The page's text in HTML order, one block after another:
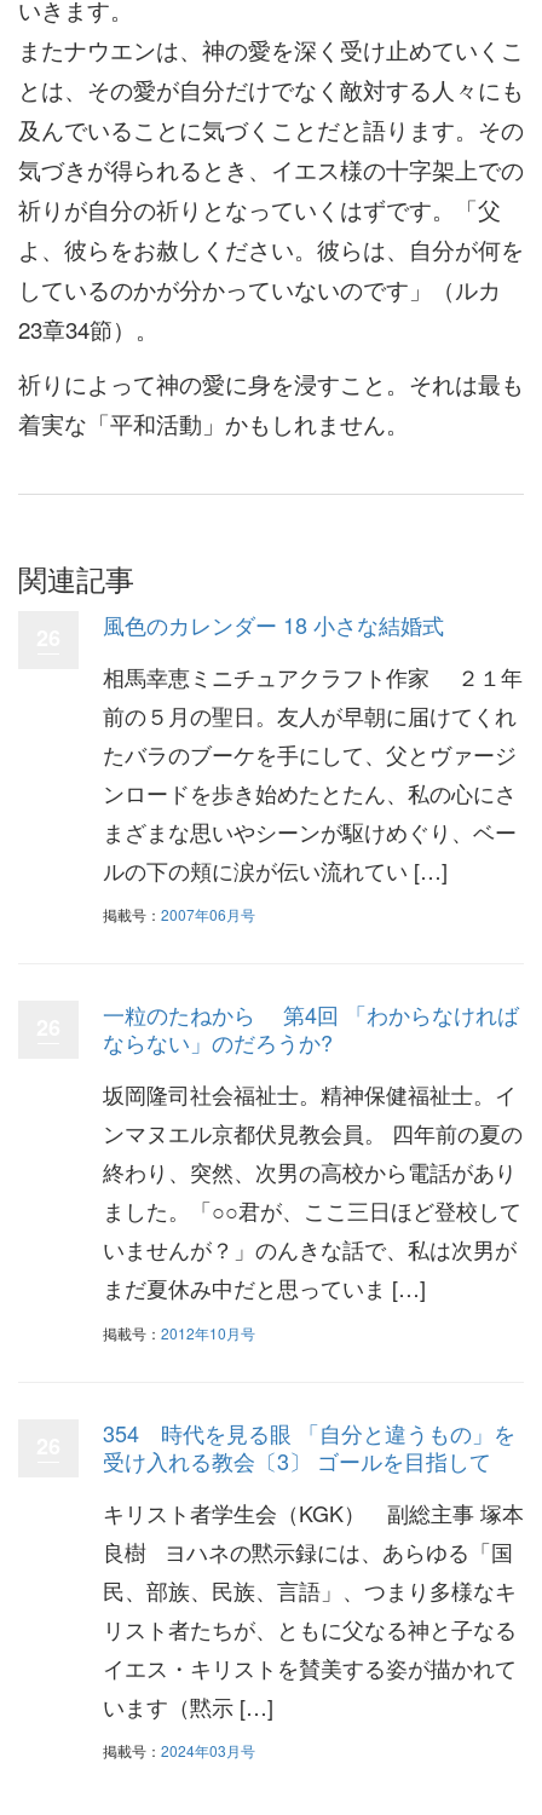
いきます。
またナウエンは、神の愛を深く受け止めていくこ
とは、その愛が自分だけでなく敵対する人々にも
及んでいることに気づくことだと語ります。その
気づきが得られるとき、イエス様の十字架上での
祈りが自分の祈りとなっていくはずです。「父
よ、彼らをお赦しください。彼らは、自分が何を
しているのかが分かっていないのです」（ルカ
23章34節）。
祈りによって神の愛に身を浸すこと。それは最も
着実な「平和活動」かもしれません。
関連記事
風色のカレンダー 18 小さな結婚式
相馬幸恵ミニチュアクラフト作家 ２１年
前の５月の聖日。友人が早朝に届けてくれ
たバラのブーケを手にして、父とヴァージ
ンロードを歩き始めたとたん、私の心にさ
まざまな思いやシーンが駆けめぐり、ベー
ルの下の頬に涙が伝い流れてい […]
掲載号： 2007年06月号
一粒のたねから 第4回 「わからなければ
ならない」のだろうか?
坂岡隆司社会福祉士。精神保健福祉士。イ
ンマヌエル京都伏見教会員。 四年前の夏の
終わり、突然、次男の高校から電話があり
ました。「○○君が、ここ三日ほど登校して
いませんが？」のんきな話で、私は次男が
まだ夏休み中だと思っていま […]
掲載号： 2012年10月号
354 時代を見る眼 「自分と違うもの」を
受け入れる教会〔3〕 ゴールを目指して
キリスト者学生会（KGK） 副総主事 塚本
良樹 ヨハネの黙示録には、あらゆる「国
民、部族、民族、言語」、つまり多様なキ
リスト者たちが、ともに父なる神と子なる
イエス・キリストを賛美する姿が描かれて
います（黙示 […]
掲載号： 2024年03月号